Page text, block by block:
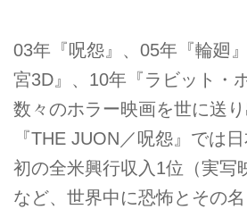
03年『呪怨』、05年『輪廻
宮3D』、10年『ラビット・
数々のホラー映画を世に送
『THE JUON／呪怨』では
初の全米興行収入1位（実写
など、世界中に恐怖とその